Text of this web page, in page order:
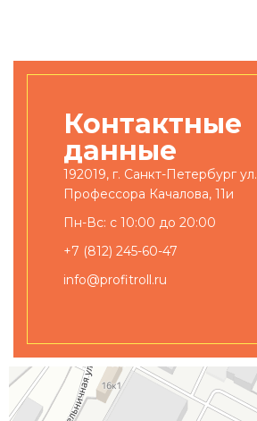
Контактные
данные
192019, г. Санкт-Петербург ул.
Профессора Качалова, 11и
Пн-Вс: с 10:00 до 20:00
+7 (812) 245-60-47
info@profitroll.ru